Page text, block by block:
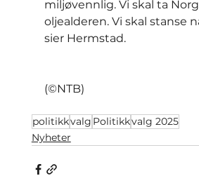
miljøvennlig. Vi skal ta
oljealderen. Vi skal stanse
sier Hermstad.
(©NTB)
politikkvalg Politikkvalg 2025
Nyheter